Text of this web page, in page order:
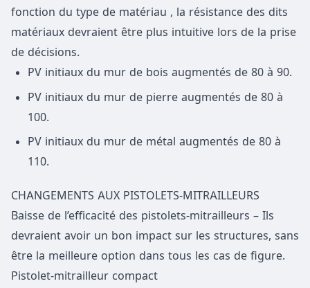
fonction du type de matériau , la résistance des dits
matériaux devraient être plus intuitive lors de la prise
de décisions.
PV initiaux du mur de bois augmentés de 80 à 90.
PV initiaux du mur de pierre augmentés de 80 à
100.
PV initiaux du mur de métal augmentés de 80 à
110.
CHANGEMENTS AUX PISTOLETS-MITRAILLEURS
Baisse de l’efficacité des pistolets-mitrailleurs – Ils
devraient avoir un bon impact sur les structures, sans
être la meilleure option dans tous les cas de figure.
Pistolet-mitrailleur compact